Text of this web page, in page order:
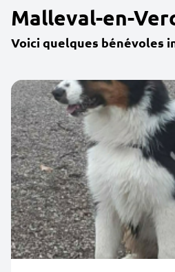
Malleval-en-
Voici quelques bénévoles